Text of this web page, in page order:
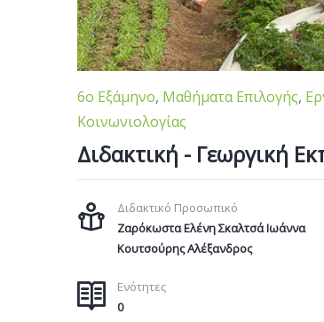
6ο Εξάμηνο, Μαθήματα Επιλογής,
Κοινωνιολογίας
Διδακτική - Γεωργική
Διδακτικό Προσωπικό
Ζαρόκωστα ΕλένηΣκαλτσά Ιωάννα
Κουτσούρης Αλέξανδρος
Ενότητες
0